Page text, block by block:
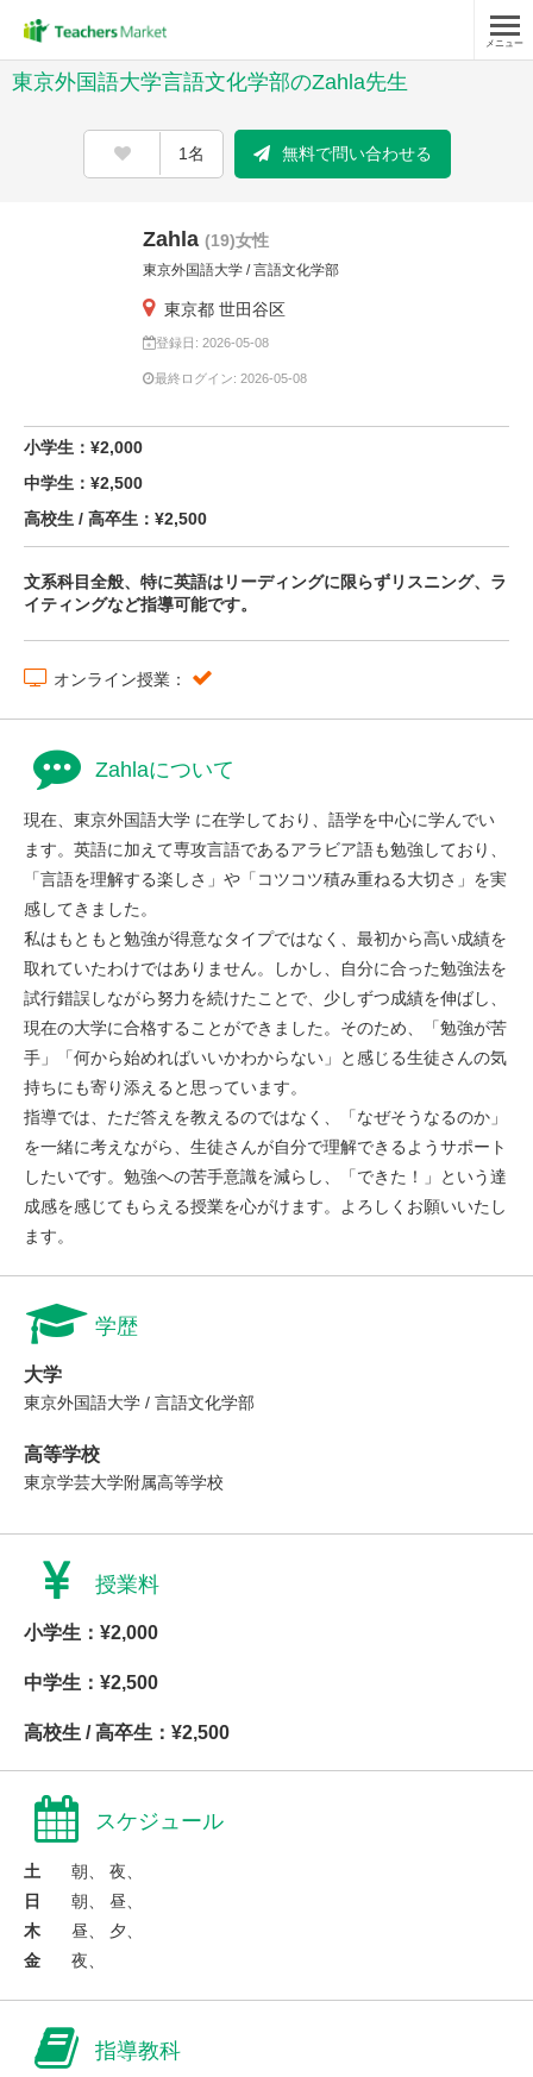
メニュー
東京外国語大学言語文化学部のZahla先生
1名 無料で問い合わせる
Zahla (19)女性
東京外国語大学 / 言語文化学部
東京都 世田谷区
登録日: 2026-05-08
最終ログイン: 2026-05-08
小学生：¥2,000
中学生：¥2,500
高校生 / 高卒生：¥2,500
文系科目全般、特に英語はリーディングに限らずリスニング、ラ
イティングなど指導可能です。
オンライン授業：
Zahlaについて
現在、東京外国語大学 に在学しており、語学を中心に学んでい
ます。英語に加えて専攻言語であるアラビア語も勉強しており、
「言語を理解する楽しさ」や「コツコツ積み重ねる大切さ」を実
感してきました。
私はもともと勉強が得意なタイプではなく、最初から高い成績を
取れていたわけではありません。しかし、自分に合った勉強法を
試行錯誤しながら努力を続けたことで、少しずつ成績を伸ばし、
現在の大学に合格することができました。そのため、「勉強が苦
手」「何から始めればいいかわからない」と感じる生徒さんの気
持ちにも寄り添えると思っています。
指導では、ただ答えを教えるのではなく、「なぜそうなるのか」
を一緒に考えながら、生徒さんが自分で理解できるようサポート
したいです。勉強への苦手意識を減らし、「できた！」という達
成感を感じてもらえる授業を心がけます。よろしくお願いいたし
ます。
学歴
大学
東京外国語大学 / 言語文化学部
高等学校
東京学芸大学附属高等学校
授業料
小学生：¥2,000
中学生：¥2,500
高校生 / 高卒生：¥2,500
スケジュール
土
朝、 夜、
日
朝、 昼、
木
昼、 夕、
金
夜、
指導教科